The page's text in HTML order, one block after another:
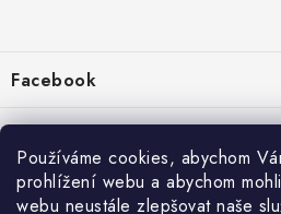
Používáme cookies, abychom
prohlížení webu a abychom
webu neustále zlepšovat naše
a
í
Facebook
Vše o nákupu